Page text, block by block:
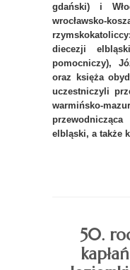
gdański) i
diecezji
pomocniczy),
oraz księża
uczestniczyli
warmińsko-
elbląski, a także
50.